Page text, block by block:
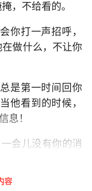
，不给看的。
你打一声招呼，
做什么，不让你
是第一时间回你
他看到的时候，
息！
会儿没有你的消
。 恨不得时时刻
会想到你！
容